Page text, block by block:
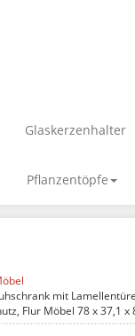
Glaskerzenhalter
Pflanzentöpfe
mit
Flur Möbel 78 x 37,1 x